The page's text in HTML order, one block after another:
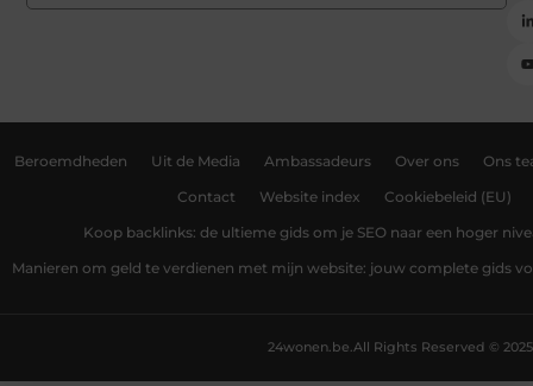
Beroemdheden Uit de Media Ambassadeurs Over ons Ons
Contact Website index Cookiebeleid (EU)
Koop backlinks: de ultieme gids om je SEO naar een hoger
Manieren om geld te verdienen met mijn website: jouw complete gids
All Rights Reserved © 2025
24wonen.be.